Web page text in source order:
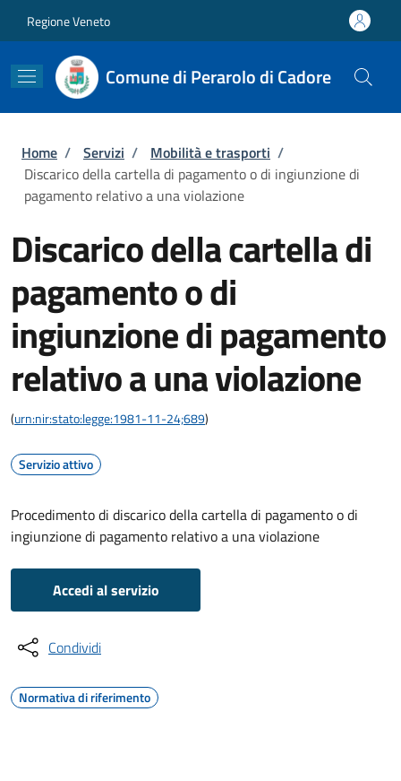
Regione Veneto
Comune di Perarolo di Cadore
Briciole di pane
Home / Servizi / Mobilità e trasporti /
Discarico della cartella di pagamento o di ingiunzione di
pagamento relativo a una violazione
Discarico della cartella di
pagamento o di
ingiunzione di pagamento
relativo a una violazione
(urn:nir:stato:legge:1981-11-24;689)
Servizio attivo
Procedimento di discarico della cartella di pagamento o di
ingiunzione di pagamento relativo a una violazione
Accedi al servizio
Condividi
Normativa di riferimento